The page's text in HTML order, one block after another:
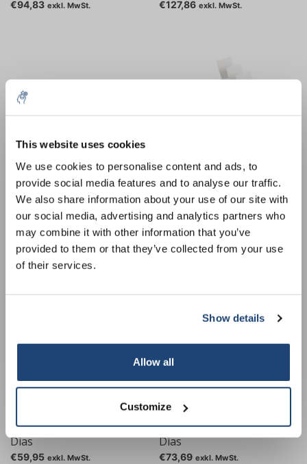
This website uses cookies
We use cookies to personalise content and ads, to
provide social media features and to analyse our traffic.
We also share information about your use of our site with
our social media, advertising and analytics partners who
may combine it with other information that you’ve
provided to them or that they’ve collected from your use
of their services.
Show details
Allow all
Customize
mm
€94,83 exkl. MwSt. €127,86 exkl. MwSt.
Folien Kanten schneiden,
Kante matt
€5,60 exkl. MwSt.
Objekt Glashalter, für 15
Dias
€51,17 exkl. MwSt.
Objekt Glashalter, für 40
Dias
€59,95 exkl. MwSt.
Objekt Glashalter, für 78
Dias
€73,69 exkl. MwSt.
5% off for your next order
Sign up for our newsletter to stay informed about
our new products, and receive a 10% discount on
your next purchase for all chemical products from
our own brand 😀
Your discount applies to orders above €50,00